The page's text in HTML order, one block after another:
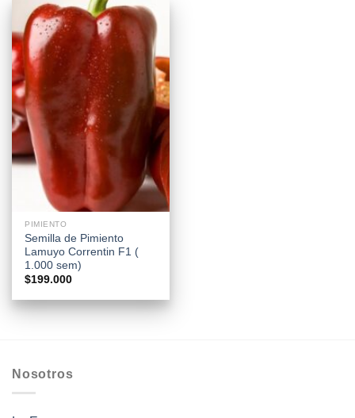
PIMIENTO
Semilla de Pimiento
Lamuyo Correntin F1 (
1.000 sem)
$199.000
Nosotros